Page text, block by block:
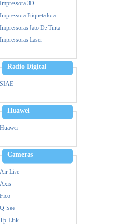
Impressora 3D
Impressora Etiquetadora
Impressoras Jato De Tinta
Impressoras Laser
Memoria
Cpu
Notebook
Ups- Nobreak
Power Bank - Carregador
Simultaneo
Leitor Biometrico
Teclado
Ventiladores
Vga
Zebra
Radio Digital
SIAE
Huawei
Huawei
Cameras
Air Live
Axis
Fico
Q-See
Tp-Link